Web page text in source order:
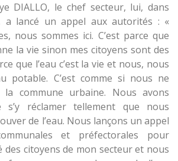
DIALLO, le chef secteur, lui, dans
a lancé un appel aux autorités : «
nous sommes ici. C’est parce que
la vie sinon mes citoyens sont des
que l’eau c’est la vie et nous, nous
potable. C’est comme si nous ne
commune urbaine. Nous avons
s’y réclamer tellement que nous
de l’eau. Nous lançons un appel
et préfectorales pour
des citoyens de mon secteur et nous